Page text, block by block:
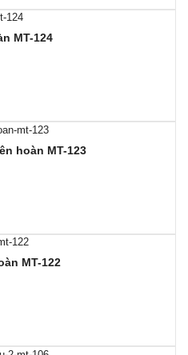
MT-124
hoàn MT-123
MT-122